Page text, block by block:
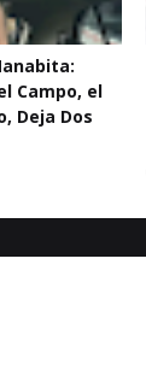
Campo, el
Deja Dos